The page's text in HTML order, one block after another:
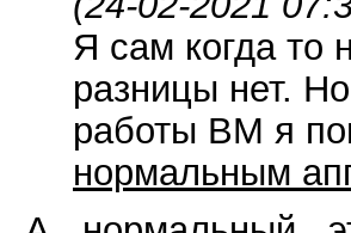
Я сам когда то
разницы нет.
работы ВМ я
нормальным